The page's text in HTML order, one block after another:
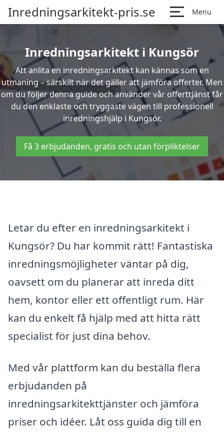
Inredningsarkitekt-pris.se Menu
Inredningsarkitekt i Kungsör
Att anlita en inredningsarkitekt kan kännas som en
utmaning – särskilt när det gäller att jämföra offerter. Men
om du följer denna guide och använder vår offerttjänst får
du den enklaste och tryggaste vägen till professionell
inredningshjälp i Kungsör.
Få 3 erbjudanden, gratis och utan förpliktelser
Letar du efter en inredningsarkitekt i
Kungsör? Du har kommit rätt! Fantastiska
inredningsmöjligheter väntar på dig,
oavsett om du planerar att inreda ditt
hem, kontor eller ett offentligt rum. Här
kan du enkelt få hjälp med att hitta rätt
specialist för just dina behov.
Med vår plattform kan du beställa flera
erbjudanden på
inredningsarkitekttjänster och jämföra
priser och idéer. Låt oss guida dig till en